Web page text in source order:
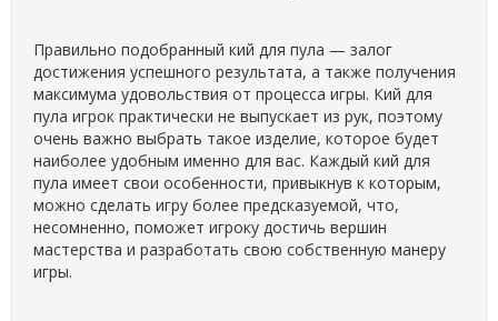
Правильно подобранный кий для пула — залог
достижения успешного результата, а также получения
максимума удовольствия от процесса игры. Кий для
пула игрок практически не выпускает из рук, поэтому
очень важно выбрать такое изделие, которое будет
наиболее удобным именно для вас. Каждый кий для
пула имеет свои особенности, привыкнув к которым,
можно сделать игру более предсказуемой, что,
несомненно, поможет игроку достичь вершин
мастерства и разработать свою собственную манеру
игры.